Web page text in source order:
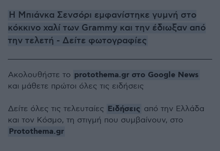
Η Μπιάνκα Σενσόρι εμφανίστηκε γυμνή στο
κόκκινο χαλί των Grammy και την έδιωξαν από
την τελετή - Δείτε φωτογραφίες
Ακολουθήστε το protothema.gr στο Google News
και μάθετε πρώτοι όλες τις ειδήσεις
Δείτε όλες τις τελευταίες Ειδήσεις από την Ελλάδα
και τον Κόσμο, τη στιγμή που συμβαίνουν, στο
Protothema.gr